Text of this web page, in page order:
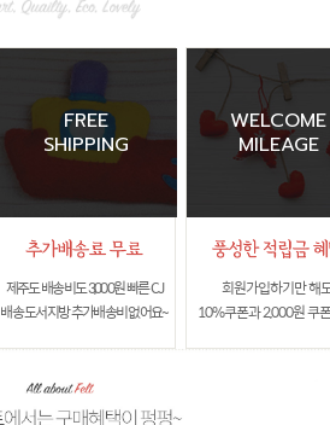
FREE
SHIPPING
제주도 배송비도 3,000원 빠른 CJ
배송 도서지방 추가배송비 없어요~
WELCOME
MILEAGE
회원가입하기만 해
10%쿠폰과 2,000원 쿠